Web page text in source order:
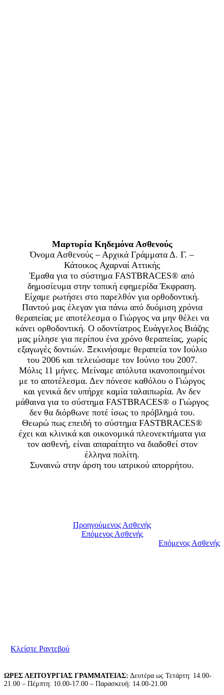
Μαρτυρία Κηδεμόνα Ασθενούς
Όνομα Ασθενούς – Αρχικά Γράμματα Δ. Γ. –
Κάτοικος Αχαρναί Αττικής
Έμαθα για το σύστημα FASTBRACES® από
δημοσίευμα στην τοπική εφημερίδα Έκφραση.
Είχαμε ρωτήσει στο παρελθόν για ορθοδοντική.
Παντού μας έλεγαν για πάνω από δυόμιση χρόνια
θεραπείας με αποτέλεσμα ο Γιώργος να μην θέλει να
κάνει ορθοδοντική. Ο οδοντίατρος Ευάγγελος Bιάζης
μας μίλησε για περίπου ένα χρόνο θεραπείας, χωρίς
εξαγωγές δοντιών. Ξεκινήσαμε θεραπεία τον Ιούλιο
του 2006 και τελειώσαμε τον Ιούνιο του 2007.
Μόλις 11 μήνες. Μείναμε απόλυτα ικανοποιημένοι
με το αποτέλεσμα. Δεν πόνεσε καθόλου ο Γιώργος
και γενικά δεν υπήρχε καμία ταλαιπωρία. Αν δεν
μάθαινα για το σύστημα FASTBRACES® ο Γιώργος
δεν θα διόρθωνε ποτέ ίσως το πρόβλημά του.
Θεωρώ πως επειδή το σύστημα FASTBRACES®
έχει και κλινικά και οικονομικά πλεονεκτήματα για
τον ασθενή, είναι απαραίτητο να διαδοθεί στον
έλληνα πολίτη.
Συναινώ στην άρση του ιατρικού απορρήτου.
Προηγούμενος Ασθενής
Επόμενος Ασθενής
Επόμενος Ασθενής
Κλείστε Ραντεβού
ΩΡΕΣ ΛΕΙΤΟΥΡΓΙΑΣ ΓΡΑΜΜΑΤΕΙΑΣ: Δευτέρα ως Τετάρτη: 14.00-
21.00 – Πέμπτη: 10.00-17.00 – Παρασκευή: 14.00-21.00